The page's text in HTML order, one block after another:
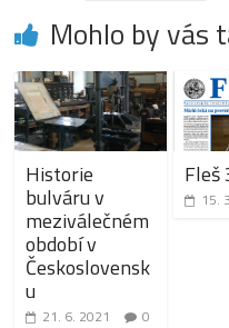
Mohlo by vás
Historie
bulváru v
meziválečném
období v
Československ
u
21. 6. 2021 0
Fleš
15.